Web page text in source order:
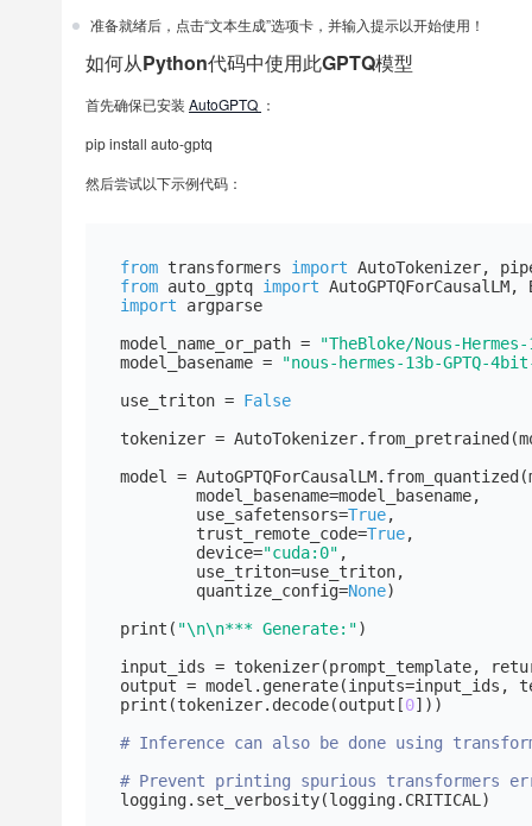
准备就绪后，点击“文本生成”选项卡，并输入提示以开始使用！
如何从Python代码中使用此GPTQ模型
首先确保已安装 AutoGPTQ ：
pip install auto-gptq
然后尝试以下示例代码：
from transformers import
from auto_gptq import
import argparse
model_name_or_path =
"TheBloke/Nous-Hermes-
model_basename =
"nous-hermes-13b-GPTQ-
use_triton = False
tokenizer =
model =
        use_safetensors=
True,
        trust_remote_code=
True,
        device=
"cuda:0" ,
        quantize_config=
None)
print ( "\n\n*** Generate:")
input_ids = tokenizer(prompt_template,
output = model.generate(inputs=input_ids,
print (tokenizer.decode(output[0]))
# Inference can also be done using
# Prevent printing spurious transformers
logging.set_verbosity(logging.CRITICAL)